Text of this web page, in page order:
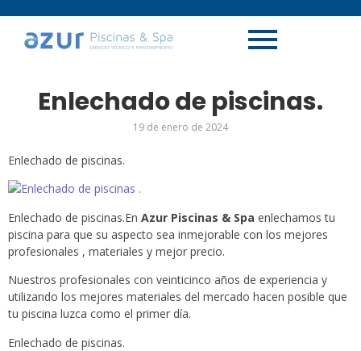
Enlechado de piscinas.
19 de enero de 2024
Enlechado de piscinas.
Enlechado de piscinas.En Azur Piscinas & Spa enlechamos tu
piscina para que su aspecto sea inmejorable con los mejores
profesionales , materiales y mejor precio.
Nuestros profesionales con veinticinco años de experiencia y
utilizando los mejores materiales del mercado hacen posible que
tu piscina luzca como el primer día.
Enlechado de piscinas.